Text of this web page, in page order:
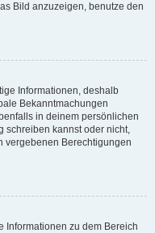
Bild anzuzeigen, benutze den
Informationen, deshalb
Bekanntmachungen
in deinem persönlichen
schreiben kannst oder nicht,
vergebenen Berechtigungen
Informationen zu dem Bereich